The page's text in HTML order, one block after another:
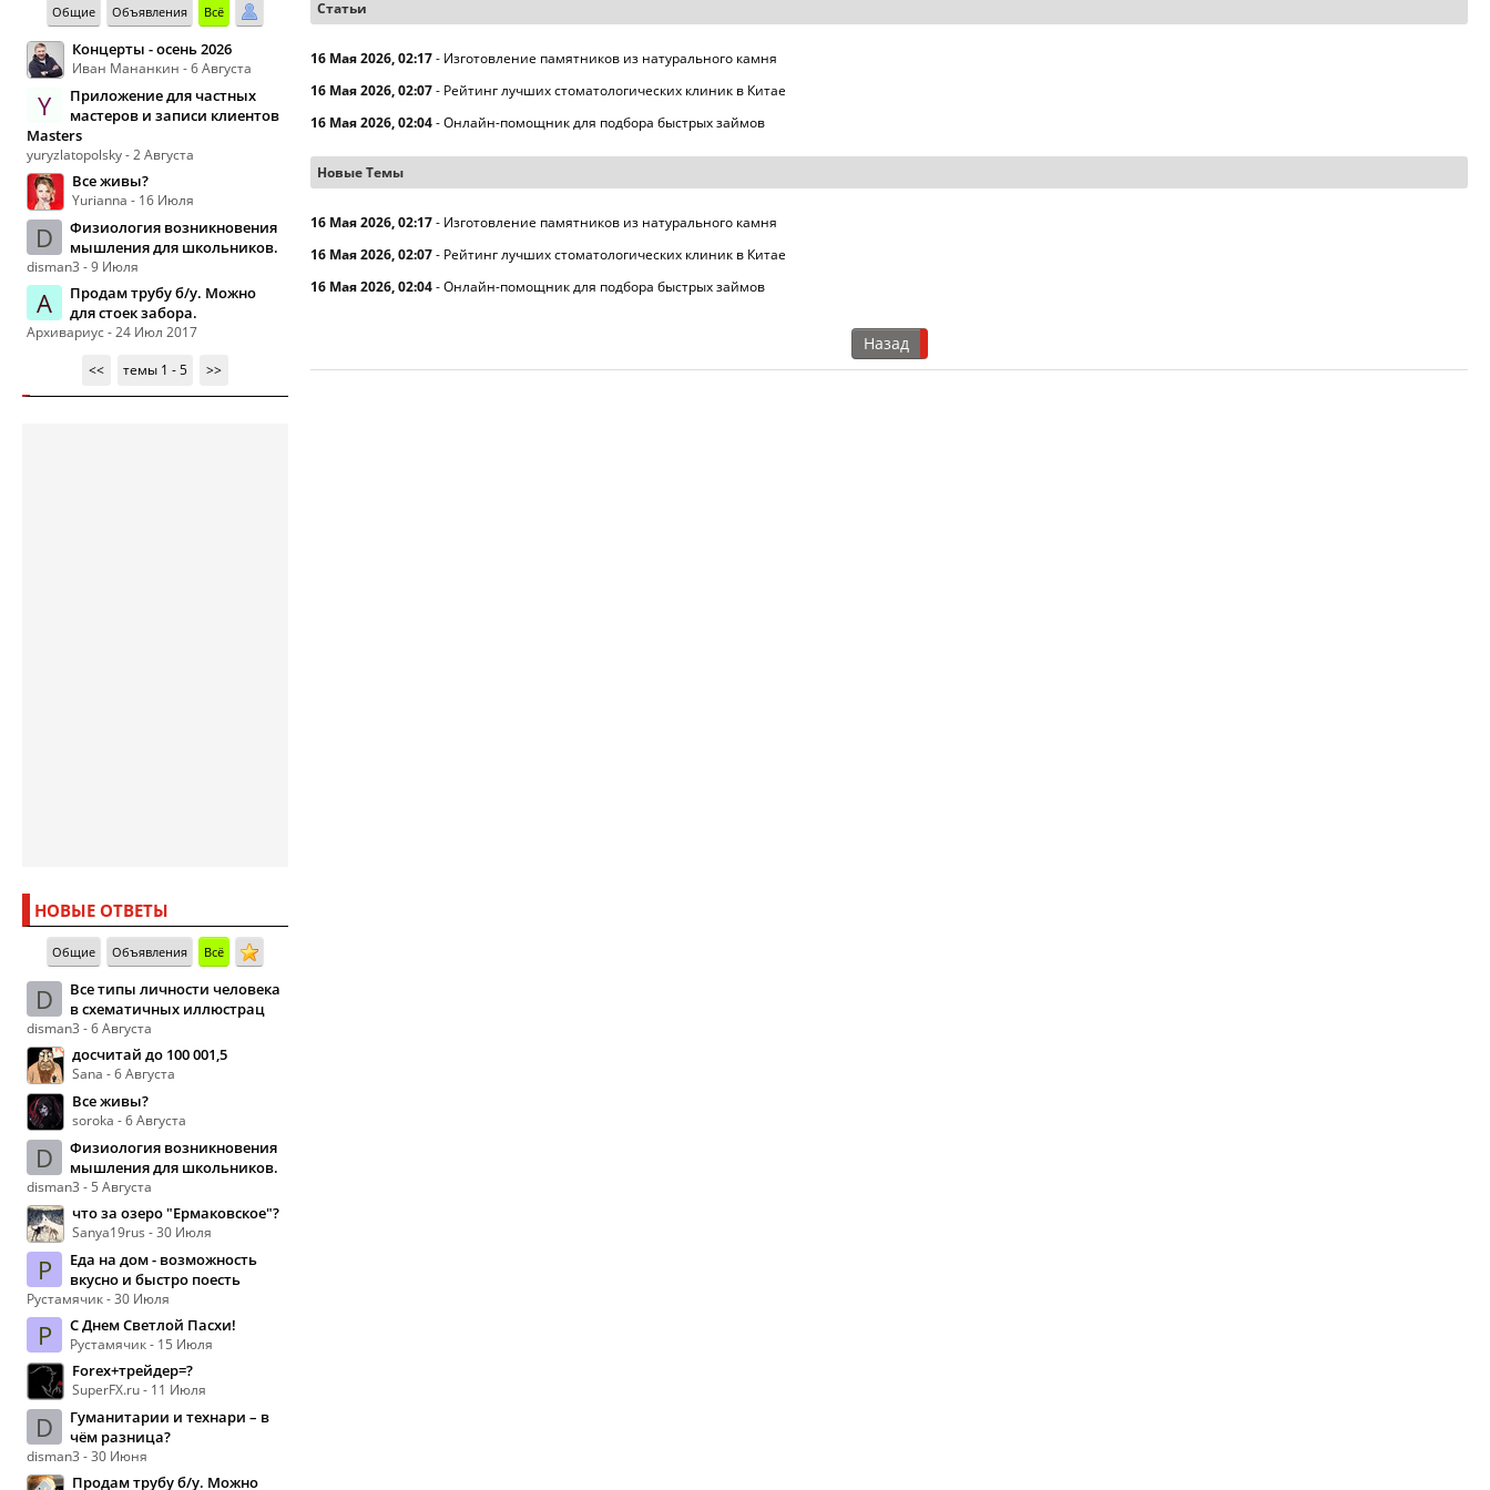
Общие Объявления Всё
Концерты - осень 2026
Иван Мананкин - 6 Августа
Y
Приложение для частных
мастеров и записи клиентов
Masters
yuryzlatopolsky - 2 Августа
Все живы?
Yurianna - 16 Июля
D
Физиология возникновения
мышления для школьников.
disman3 - 9 Июля
А
Продам трубу б/у. Можно
для стоек забора.
Архивариус - 24 Июл 2017
<<
темы 1 - 5 >>
НОВЫЕ ОТВЕТЫ
Общие Объявления Всё
D
Все типы личности человека
в схематичных иллюстрац
disman3 - 6 Августа
досчитай до 100 001,5
Sana - 6 Августа
Все живы?
soroka - 6 Августа
D
Физиология возникновения
мышления для школьников.
disman3 - 5 Августа
что за озеро "Ермаковское"?
Sanya19rus - 30 Июля
Р
Еда на дом - возможность
вкусно и быстро поесть
Рустамячик - 30 Июля
Р С Днем Светлой Пасхи!
Рустамячик - 15 Июля
Forex+трейдер=?
SuperFX.ru - 11 Июля
D
Гуманитарии и технари – в
чём разница?
disman3 - 30 Июня
Продам трубу б/у. Можно
Статьи
16 Мая 2026, 02:17- Изготовление памятников из натурального камня
16 Мая 2026, 02:07- Рейтинг лучших стоматологических клиник в Китае
16 Мая 2026, 02:04-Онлайн-помощник для подбора быстрых займов
Новые Темы
16 Мая 2026, 02:17- Изготовление памятников из натурального камня
16 Мая 2026, 02:07- Рейтинг лучших стоматологических клиник в Китае
16 Мая 2026, 02:04-Онлайн-помощник для подбора быстрых займов
Назад